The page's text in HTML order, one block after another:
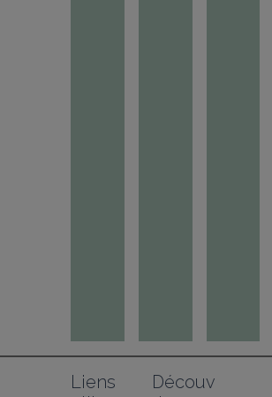
Liens
Découv